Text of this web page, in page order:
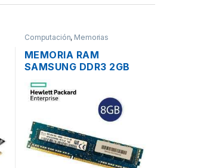
Computación, Memorias
MEMORIA RAM
SAMSUNG DDR3 2GB
PC3-12800 1600MHZ
PARA PC